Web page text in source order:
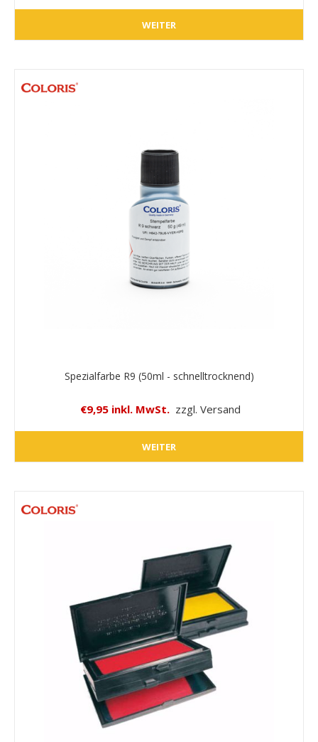
WEITER
Spezialfarbe R9 (50ml - schnelltrocknend)
€9,95 inkl. MwSt. zzgl. Versand
WEITER